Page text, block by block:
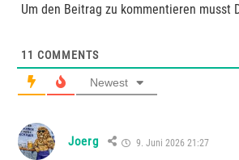
Um den Beitrag zu kommentieren musst
11 COMMENTS
Newest
Joerg 9. Juni 2026 21:27